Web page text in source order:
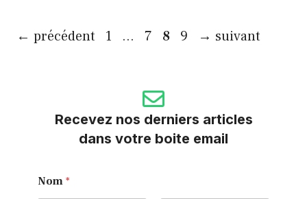
← précédent Page
1 … Page
7 Page
8 Page
9 → suivant
Recevez nos derniers articles
dans votre boite email
m
Nom *